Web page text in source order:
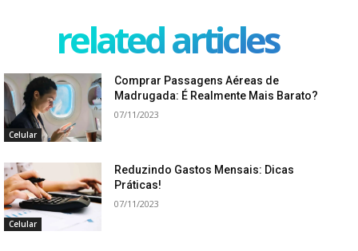
related articles
Celular
Comprar Passagens Aéreas de
Madrugada: É Realmente Mais Barato?
07/11/2023
Celular
Reduzindo Gastos Mensais: Dicas
Práticas!
07/11/2023